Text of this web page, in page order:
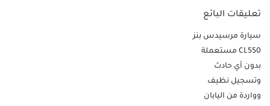
تعليقات البائع
سيارة مرسيدس بنز
CL550 مستعملة
بدون أي حادث
وتسجيل نظيف
وواردة من اليابان